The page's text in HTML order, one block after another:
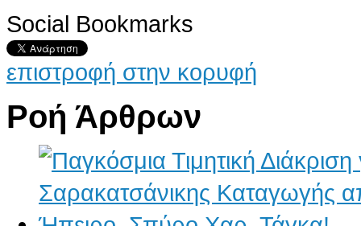
Social Bookmarks
επιστροφή στην κορυφή
Ροή Άρθρων